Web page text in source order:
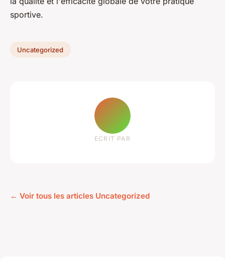
sportive.
Uncategorized
ECRIT PAR
← Voir tous les articles Uncategorized